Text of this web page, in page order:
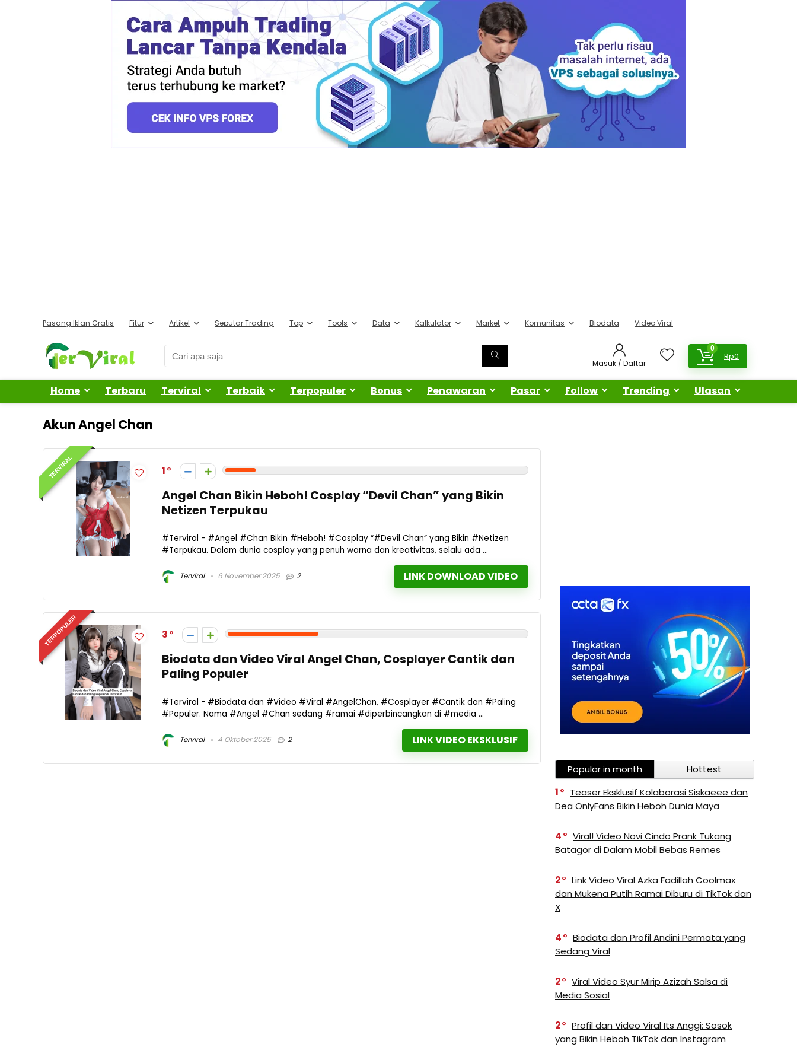
Pasang Iklan Gratis Fitur Artikel Seputar Trading Top Tools Data Kalkulator Market Komunitas Biodata Video Viral
Masuk / Daftar
0
Rp0
Home Terbaru Terviral Terbaik Terpopuler Bonus Penawaran Pasar Follow Trending Ulasan
Akun Angel Chan
TERVIRAL 1
Angel Chan Bikin Heboh! Cosplay “Devil Chan” yang Bikin
Netizen Terpukau
#Terviral - #Angel #Chan Bikin #Heboh! #Cosplay “#Devil Chan” yang Bikin #Netizen
#Terpukau. Dalam dunia cosplay yang penuh warna dan kreativitas, selalu ada ...
Terviral 6 November 2025 2 LINK DOWNLOAD VIDEO
TERPOPULER 3
Biodata dan Video Viral Angel Chan, Cosplayer Cantik dan
Paling Populer
#Terviral - #Biodata dan #Video #Viral #AngelChan, #Cosplayer #Cantik dan #Paling
#Populer. Nama #Angel #Chan sedang #ramai #diperbincangkan di #media ...
Terviral 4 Oktober 2025 2 LINK VIDEO EKSKLUSIF
Popular in month
Hottest
1
Teaser Eksklusif Kolaborasi Siskaeee dan
Dea OnlyFans Bikin Heboh Dunia Maya
4
Viral! Video Novi Cindo Prank Tukang
Batagor di Dalam Mobil Bebas Remes
2
Link Video Viral Azka Fadillah Coolmax
dan Mukena Putih Ramai Diburu di TikTok dan
X
4
Biodata dan Profil Andini Permata yang
Sedang Viral
2
Viral Video Syur Mirip Azizah Salsa di
Media Sosial
2
Profil dan Video Viral Its Anggi: Sosok
yang Bikin Heboh TikTok dan Instagram